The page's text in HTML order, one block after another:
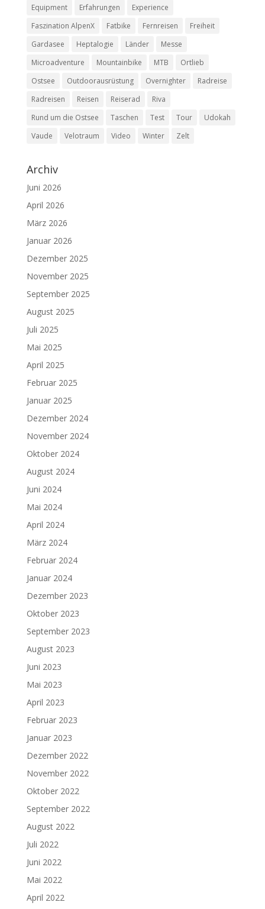
Equipment Erfahrungen
Experience
Faszination AlpenX
Fatbike Fernreisen
Freiheit
Gardasee
Heptalogie Länder
Messe
Microadventure
Mountainbike MTB
Ortlieb
Ostsee
Outdoorausrüstung Overnighter
Radreise
Radreisen
Reisen Reiserad
Riva
Rund um die Ostsee
Taschen Test Tour
Udokah
Vaude
Velotraum Video Winter Zelt
Archiv
Juni 2026
April 2026
März 2026
Januar 2026
Dezember 2025
November 2025
September 2025
August 2025
Juli 2025
Mai 2025
April 2025
Februar 2025
Januar 2025
Dezember 2024
November 2024
Oktober 2024
August 2024
Juni 2024
Mai 2024
April 2024
März 2024
Februar 2024
Januar 2024
Dezember 2023
Oktober 2023
September 2023
August 2023
Juni 2023
Mai 2023
April 2023
Februar 2023
Januar 2023
Dezember 2022
November 2022
Oktober 2022
September 2022
August 2022
Juli 2022
Juni 2022
Mai 2022
April 2022